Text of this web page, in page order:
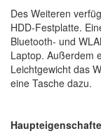
Des Weiteren
HDD-Festplatte.
Bluetooth- und
Laptop. Außerdem
Leichtgewicht das
eine Tasche dazu.